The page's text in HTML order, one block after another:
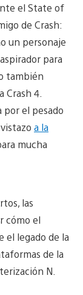
el State of
de Crash:
un personaje
para
también
4.
por el pesado
a la
mucha
las
cómo el
el legado de la
de la
N.